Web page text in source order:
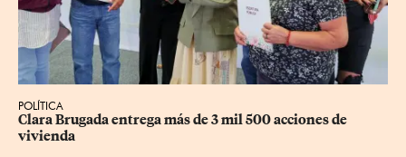
POLÍTICA
Clara Brugada entrega más de 3 mil 500 acciones de
vivienda